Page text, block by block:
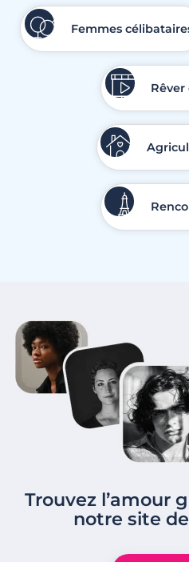
Femmes
Rêver
Trouvez l’amour
notre site